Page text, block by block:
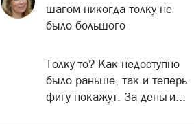
шагом никогда толку не
было большого
Толку-то? Как недоступно
было раньше, так и теперь
фигу покажут. За деньги...